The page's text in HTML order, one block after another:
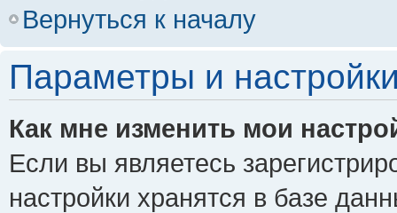
Вернуться к началу
Параметры и
Как мне изменить мои
Если вы являетесь
настройки хранятся в базе